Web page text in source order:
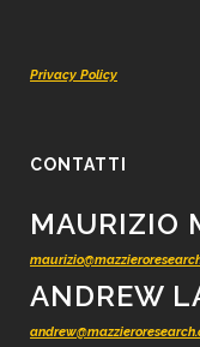
Privacy Policy
CONTATTI
MAURIZIO
ANDREW